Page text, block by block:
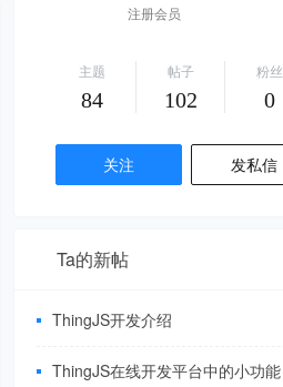
注册会员
主题
84
帖子
102
粉丝
0
关注 发私信
Ta的新帖
ThingJS开发介绍
ThingJS在线开发平台中的小功能